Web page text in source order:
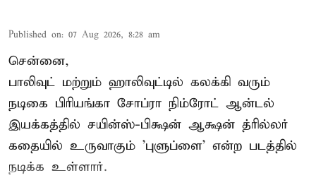
Published on: 07 Aug 2026, 8:28 am
சென்னை,
பாலிவுட் மற்றும் ஹாலிவுட்டில் கலக்கி வரும்
நடிகை பிரியங்கா சோப்ரா நிம்ரோட் ஆன்டல்
இயக்கத்தில் சயின்ஸ்-பிக்ஷன் ஆக்ஷன் த்ரில்லர்
கதையில் உருவாகும் 'புளுப்ளை' என்ற படத்தில்
நடிக்க உள்ளார்.